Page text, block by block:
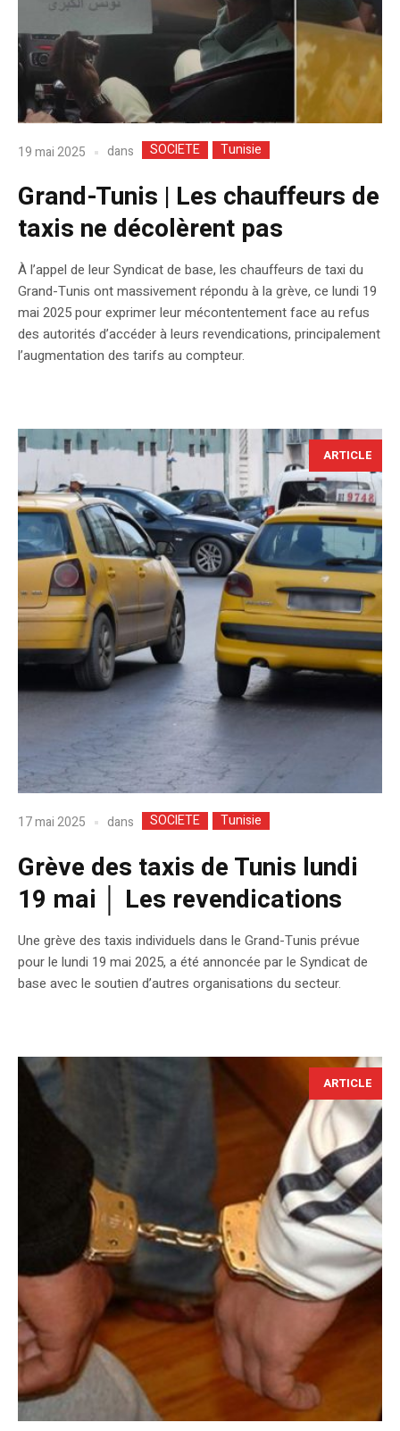
19 mai 2025 dans SOCIETE Tunisie
Grand-Tunis | Les chauffeurs de
taxis ne décolèrent pas
À l’appel de leur Syndicat de base, les chauffeurs de taxi du
Grand-Tunis ont massivement répondu à la grève, ce lundi 19
mai 2025 pour exprimer leur mécontentement face au refus
des autorités d’accéder à leurs revendications, principalement
l’augmentation des tarifs au compteur.
ARTICLE
17 mai 2025 dans SOCIETE Tunisie
Grève des taxis de Tunis lundi
19 mai │ Les revendications
Une grève des taxis individuels dans le Grand-Tunis prévue
pour le lundi 19 mai 2025, a été annoncée par le Syndicat de
base avec le soutien d’autres organisations du secteur.
ARTICLE